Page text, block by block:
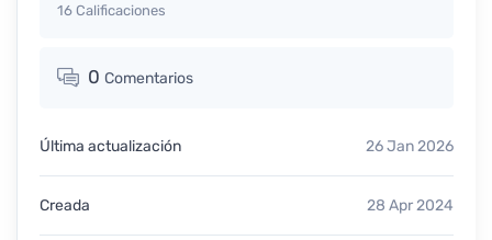
16 Calificaciones
0 Comentarios
Última actualización 26 Jan 2026
Creada 28 Apr 2024